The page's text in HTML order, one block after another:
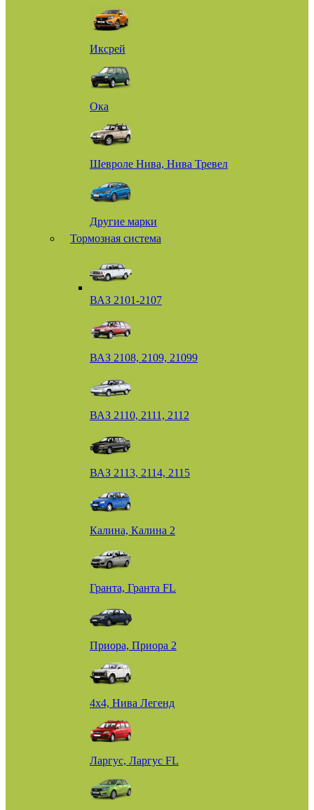
Иксрей
Ока
Шевроле Нива, Нива Тревел
Другие марки
Тормозная система
ВАЗ 2101-2107
ВАЗ 2108, 2109, 21099
ВАЗ 2110, 2111, 2112
ВАЗ 2113, 2114, 2115
Калина, Калина 2
Гранта, Гранта FL
Приора, Приора 2
4х4, Нива Легенд
Ларгус, Ларгус FL